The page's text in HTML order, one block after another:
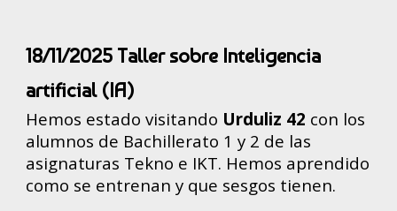
18/11/2025 Taller sobre Inteligencia
artificial (IA)
Hemos estado visitando Urduliz 42 con los
alumnos de Bachillerato 1 y 2 de las
asignaturas Tekno e IKT. Hemos aprendido
como se entrenan y que sesgos tienen.